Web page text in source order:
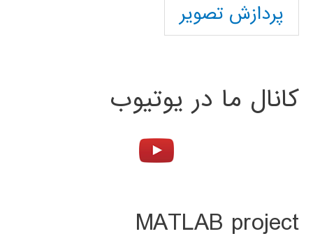
پردازش تصویر
کانال ما در یوتیوب
MATLAB project